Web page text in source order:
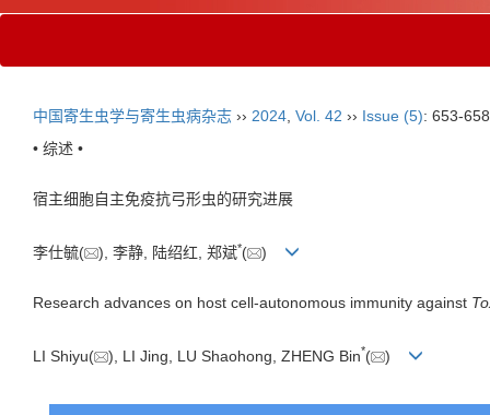
中国寄生虫学与寄生虫病杂志 ›› 2024 Vol. 42 ›› Issue (5): 653-
• 综述 •
宿主细胞自主免疫抗弓形虫的研究进展
李仕毓( ), 李静, 陆绍红, 郑斌*( )
Research advances on host cell-autonomous immunity against
LI Shiyu( ), LI Jing, LU Shaohong, ZHENG Bin*( )